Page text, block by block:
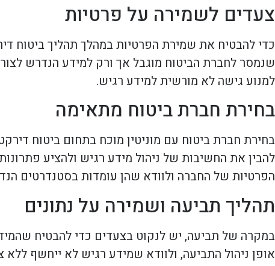
צעדים לשמירה על פרטיות
כדי להבטיח את שמירת הפרטיות במהלך תהליך ביטוח
שנמסר לחברת הביטוח מוגבל אך ורק למידע הנדרש
למנוע גישה לא מורשית למידע רגיש.
בחירת חברת ביטוח מתאימה
בחירת חברת ביטוח עם מוניטין מוכח בתחום ביטוח
להבין את החשיבות של ניהול מידע רגיש ולהציע
הפרטיות של החברה ולוודא שהן עומדות בסטנדרטים
תהליך תביעה ושמירה על נתונים
במקרה של תביעה, יש לנקוט בצעדים כדי להבטיח
אופן ניהול התביעה, ולוודא שמידע רגיש לא ייחשף